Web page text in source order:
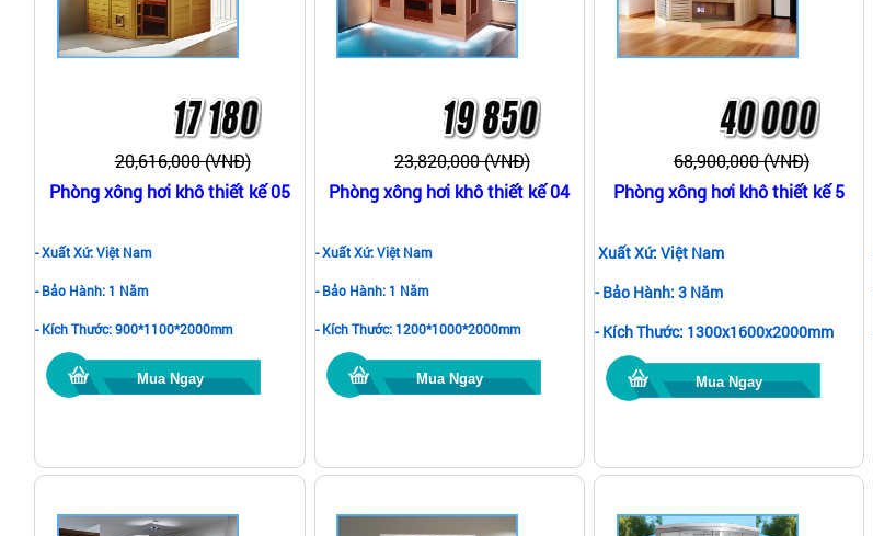
20,616,000 (VNĐ)
Phòng xông hơi khô thiết kế 05
- Xuất Xứ: Việt Nam
- Bảo Hành: 1 Năm
- Kích Thước: 900*1100*2000mm
Mua Ngay
23,820,000 (VNĐ)
Phòng xông hơi khô thiết kế 04
- Xuất Xứ: Việt Nam
- Bảo Hành: 1 Năm
- Kích Thước: 1200*1000*2000mm
Mua Ngay
68,900,000 (VNĐ)
Phòng xông hơi khô thiết kế 5
Xuất Xứ: Việt Nam
- Bảo Hành: 3 Năm
- Kích Thước: 1300x1600x2000mm
Mua Ngay